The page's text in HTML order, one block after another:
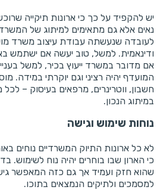
יש להקפיד על כך כי ארונות תיקייה
נאים אלא גם מתאימים למיתוג של
לעובדה שנעשתה עבודת עיצוב משרד
ודינאמית. למשל, טוב יעשה אם ישתמש
אם מדובר במשרד ייעוץ בכיר, למשל
המועדף יהיה רציני וגם יוקרתי במידה.
חשבון, ווטרינרים, מרפאים בעיסוק – לכל
במיתוג הנכון.
נוחות שימוש וגישה
לא כל ארונות התיוק המשרדיים נוחים
כי הארון שבו בוחרים יהיה נוח לשימוש.
שהוא חזק ועמיד אך גם כזה המאפשר
למסמכים ולתיקים הנמצאים בתוכו.